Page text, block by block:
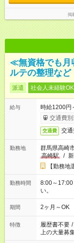
掲
≪無資格でも月
ルテの整理など
派遣 社会人未経験OK
給与
時給1200円
交通費別
交通費 交
勤務地
群馬県高崎
高崎駅
/
【勤務
勤務時間
8:00～
い。
期間 2ヶ月～OK
特徴 履歴書不要 /
上の大量募